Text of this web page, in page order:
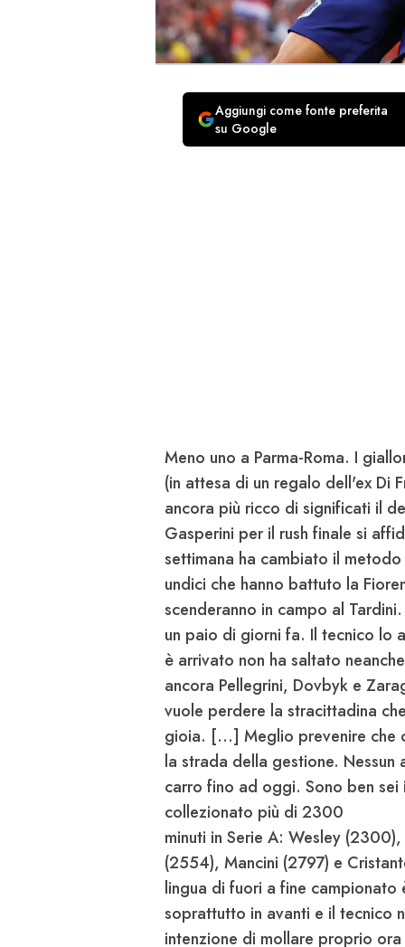
Aggiungi come fonte preferita
su Google
Meno uno a Parma-Roma. I
(in attesa di un regalo dell'ex Di
ancora più ricco di significati il
Gasperini per il rush finale si
settimana ha cambiato il
undici che hanno battuto la
scenderanno in campo al Tardini.
un paio di giorni fa. Il tecnico lo
è arrivato non ha saltato
ancora Pellegrini, Dovbyk e
vuole perdere la stracittadina
gioia. [...] Meglio prevenire che
la strada della gestione.
carro fino ad oggi. Sono ben
collezionato più di 2300
minuti in Serie A: Wesley
(2554), Mancini (2797) e
lingua di fuori a fine
soprattutto in avanti e il tecnico
intenzione di mollare proprio